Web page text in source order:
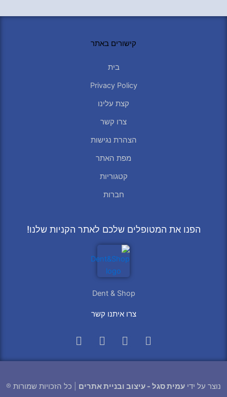
קישורים באתר
בית
Privacy Policy
קצת עלינו
צרו קשר
הצהרת נגישות
מפת האתר
קטגוריות
חברות
הפנו את המטופלים שלכם לאתר הקניות שלנו!
Dent & Shop
צרו איתנו קשר
נוצר על ידי עמית סגל - עיצוב ובניית אתרים | כל הזכויות שמורות ®